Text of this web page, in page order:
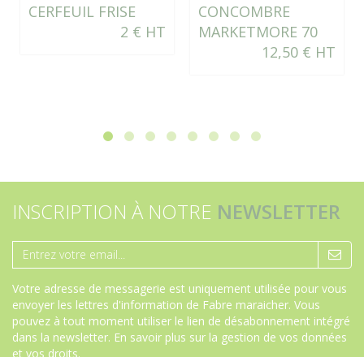
CERFEUIL FRISE
2 € HT
CONCOMBRE
MARKETMORE 70
12,50 € HT
INSCRIPTION À NOTRE NEWSLETTER
Votre adresse de messagerie est uniquement utilisée pour vous
envoyer les lettres d'information de Fabre maraicher. Vous
pouvez à tout moment utiliser le lien de désabonnement intégré
dans la newsletter. En savoir plus sur la gestion de vos données
et vos droits.